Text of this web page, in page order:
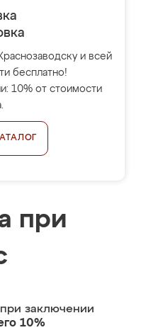
и всей
бесплатно!
10% от стоимости
при
при заключении
10%